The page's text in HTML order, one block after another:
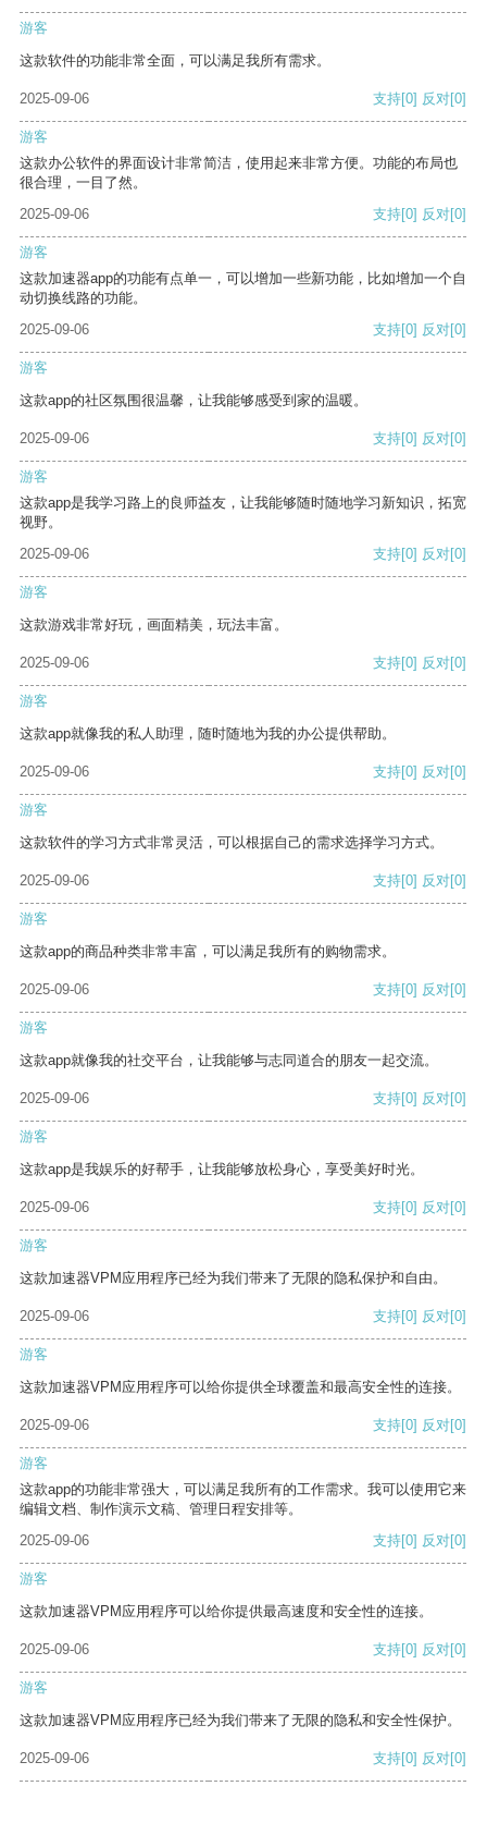
游客
这款软件的功能非常全面，可以满足我所有需求。
2025-09-06 支持[0] 反对[0]
游客
这款办公软件的界面设计非常简洁，使用起来非常方便。功能的布局也
很合理，一目了然。
2025-09-06
支持[0] 反对[0]
游客
这款加速器app的功能有点单一，可以增加一些新功能，比如增加一个自
动切换线路的功能。
2025-09-06
支持[0] 反对[0]
游客
这款app的社区氛围很温馨，让我能够感受到家的温暖。
2025-09-06 支持[0] 反对[0]
游客
这款app是我学习路上的良师益友，让我能够随时随地学习新知识，拓宽
视野。
2025-09-06
支持[0] 反对[0]
游客
这款游戏非常好玩，画面精美，玩法丰富。
2025-09-06 支持[0] 反对[0]
游客
这款app就像我的私人助理，随时随地为我的办公提供帮助。
2025-09-06 支持[0] 反对[0]
游客
这款软件的学习方式非常灵活，可以根据自己的需求选择学习方式。
2025-09-06 支持[0] 反对[0]
游客
这款app的商品种类非常丰富，可以满足我所有的购物需求。
2025-09-06 支持[0] 反对[0]
游客
这款app就像我的社交平台，让我能够与志同道合的朋友一起交流。
2025-09-06 支持[0] 反对[0]
游客
这款app是我娱乐的好帮手，让我能够放松身心，享受美好时光。
2025-09-06 支持[0] 反对[0]
游客
这款加速器VPM应用程序已经为我们带来了无限的隐私保护和自由。
2025-09-06 支持[0] 反对[0]
游客
这款加速器VPM应用程序可以给你提供全球覆盖和最高安全性的连接。
2025-09-06 支持[0] 反对[0]
游客
这款app的功能非常强大，可以满足我所有的工作需求。我可以使用它来
编辑文档、制作演示文稿、管理日程安排等。
2025-09-06
支持[0] 反对[0]
游客
这款加速器VPM应用程序可以给你提供最高速度和安全性的连接。
2025-09-06 支持[0] 反对[0]
游客
这款加速器VPM应用程序已经为我们带来了无限的隐私和安全性保护。
2025-09-06 支持[0] 反对[0]